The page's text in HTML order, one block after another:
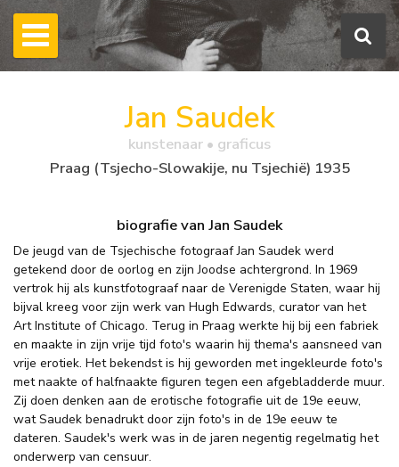
Jan Saudek
kunstenaar • graficus
Praag (Tsjecho-Slowakije, nu Tsjechië) 1935
biografie van Jan Saudek
De jeugd van de Tsjechische fotograaf Jan Saudek werd
getekend door de oorlog en zijn Joodse achtergrond. In 1969
vertrok hij als kunstfotograaf naar de Verenigde Staten, waar hij
bijval kreeg voor zijn werk van Hugh Edwards, curator van het
Art Institute of Chicago. Terug in Praag werkte hij bij een fabriek
en maakte in zijn vrije tijd foto's waarin hij thema's aansneed van
vrije erotiek. Het bekendst is hij geworden met ingekleurde foto's
met naakte of halfnaakte figuren tegen een afgebladderde muur.
Zij doen denken aan de erotische fotografie uit de 19e eeuw,
wat Saudek benadrukt door zijn foto's in de 19e eeuw te
dateren. Saudek's werk was in de jaren negentig regelmatig het
onderwerp van censuur.